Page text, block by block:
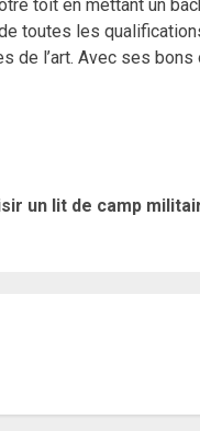
toit en mettant un
toutes les
de l’art. Avec ses
un lit de camp